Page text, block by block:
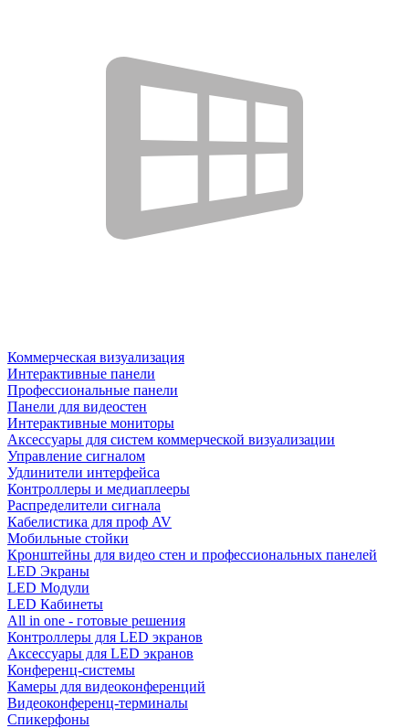
Коммерческая визуализация
Интерактивные панели
Профессиональные панели
Панели для видеостен
Интерактивные мониторы
Аксессуары для систем коммерческой визуализации
Управление сигналом
Удлинители интерфейса
Контроллеры и медиаплееры
Распределители сигнала
Кабелистика для проф AV
Мобильные стойки
Кронштейны для видео стен и профессиональных панелей
LED Экраны
LED Модули
LED Кабинеты
All in one - готовые решения
Контроллеры для LED экранов
Аксессуары для LED экранов
Конференц-системы
Камеры для видеоконференций
Видеоконференц-терминалы
Спикерфоны